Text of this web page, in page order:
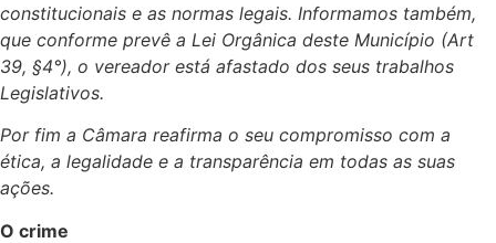
constitucionais e as normas legais. Informamos também,
que conforme prevê a Lei Orgânica deste Município (Art
39, §4°), o vereador está afastado dos seus trabalhos
Legislativos.
Por fim a Câmara reafirma o seu compromisso com a
ética, a legalidade e a transparência em todas as suas
ações.
O crime